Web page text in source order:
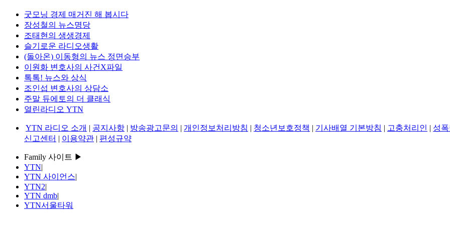
굿모닝 경제 매거진 해 봅시다
장성철의 뉴스명당
조태현의 생생경제
슬기로운 라디오생활
(돌아온) 이동형의 뉴스 정면승부
이원화 변호사의 사건X파일
톡톡! 뉴스와 상식
조인섭 변호사의 상담소
주말 듀에토의 더 클래식
열린라디오 YTN
YTN 라디오 소개 | 공지사항 | 방송광고문의 | 개인정보처리방침 | 청소년보호정책 | 기사배열 기본방침 | 고충처리인 | 성
신고센터 | 이용약관 | 편성규약
Family 사이트 ▶
YTN|
YTN 사이언스|
YTN2|
YTN dmb|
YTN서울타워